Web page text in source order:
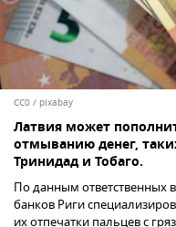
CC0 / pixabay
Латвия может
отмыванию денег,
Тринидад и Тобаго.
По данным ответственных
банков Риги
их отпечатки пальцев с